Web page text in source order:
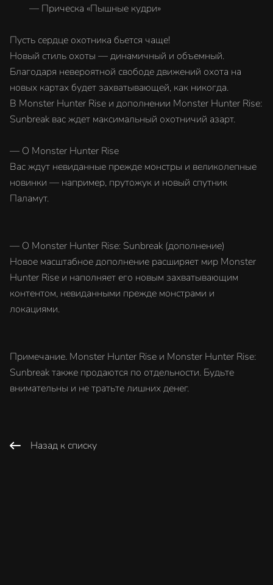
— Прическа «Пышные кудри»
Пусть сердце охотника бьется чаще!
Новый стиль охоты — динамичный и объемный.
Благодаря невероятной свободе движений охота на
новых картах будет захватывающей, как никогда.
В Monster Hunter Rise и дополнении Monster Hunter Rise:
Sunbreak вас ждет максимальный охотничий азарт.
— О Monster Hunter Rise
Вас ждут невиданные прежде монстры и великолепные
новинки — например, прутожук и новый спутник
Паламут.
— О Monster Hunter Rise: Sunbreak (дополнение)
Новое масштабное дополнение расширяет мир Monster
Hunter Rise и наполняет его новым захватывающим
контентом, невиданными прежде монстрами и
локациями.
Примечание. Monster Hunter Rise и Monster Hunter Rise:
Sunbreak также продаются по отдельности. Будьте
внимательны и не тратьте лишних денег.
Назад к списку